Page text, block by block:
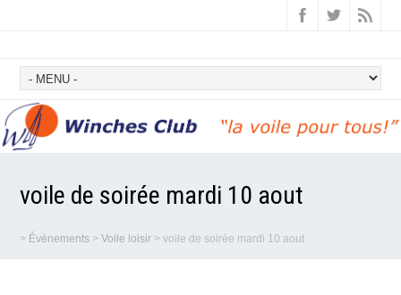
voile de soirée mardi 10 aout
> Évènements >Voile loisir >voile de soirée mardi 10 aout